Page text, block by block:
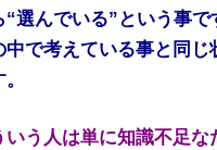
選んでいる”という事で
中で考えている事と同じ
う人は単に知識不足な